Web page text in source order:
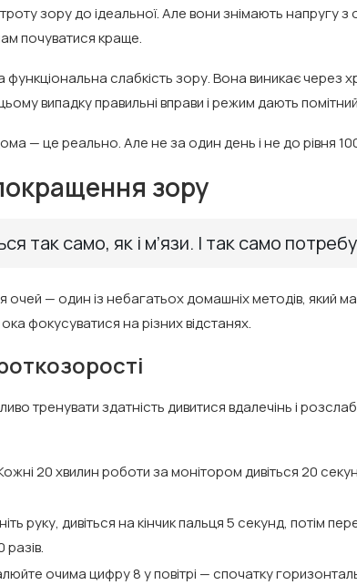
зору до ідеальної. Але вони знімають напругу з
почуватися краще.
функціональна слабкість зору. Вона виникає через
випадку правильні вправи і режим дають
— це реально. Але не за один день і не до рівня
зору
так само, як і м’язи. І так само
очей — один із небагатьох домашніх методів, який
фокусуватися на різних відстанях.
тренувати здатність дивитися вдалечінь і
20 хвилин роботи за монітором дивіться 20
руку, дивіться на кінчик пальця 5 секунд, потім
разів.
очима цифру 8 у повітрі — спочатку